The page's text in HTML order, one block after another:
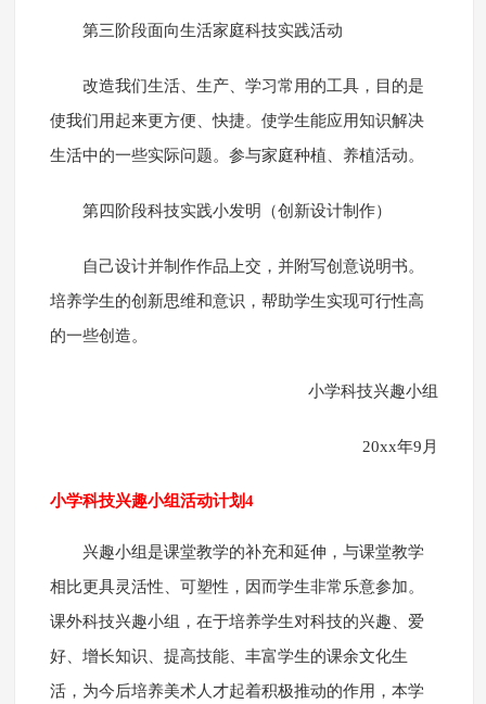
第三阶段面向生活家庭科技实践活动
改造我们生活、生产、学习常用的工具，目的是
使我们用起来更方便、快捷。使学生能应用知识解决
生活中的一些实际问题。参与家庭种植、养植活动。
第四阶段科技实践小发明（创新设计制作）
自己设计并制作作品上交，并附写创意说明书。
培养学生的创新思维和意识，帮助学生实现可行性高
的一些创造。
小学科技兴趣小组
20xx年9月
小学科技兴趣小组活动计划4
兴趣小组是课堂教学的补充和延伸，与课堂教学
相比更具灵活性、可塑性，因而学生非常乐意参加。
课外科技兴趣小组，在于培养学生对科技的兴趣、爱
好、增长知识、提高技能、丰富学生的课余文化生
活，为今后培养美术人才起着积极推动的作用，本学